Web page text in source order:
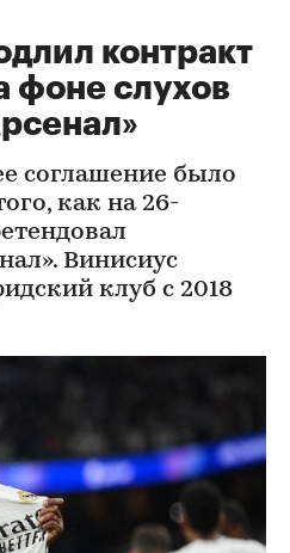
контракт
фоне слухов
соглашение было
как на 26-
Винисиус
клуб с 2018